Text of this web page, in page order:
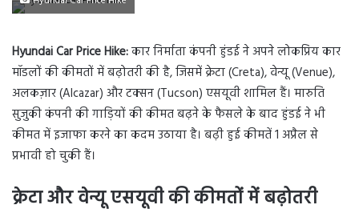
Hyundai Car Price Hike:कार निर्माता कंपनी हुंडई ने अपने लोकप्रिय कार
मॉडलों की कीमतों में बढ़ोतरी की है, जिसमें क्रेटा (Creta), वेन्यू (Venue),
अलकज़ार (Alcazar) और टक्सन (Tucson) एसयूवी शामिल हैं। मारुति
सुजुकी कंपनी की गाड़ियों की कीमत बढ़ने के फैसले के बाद हुंडई ने भी
कीमत में इजाफा करने का कदम उठाया है। बढ़ी हुई कीमतें 1 अप्रैल से
प्रभावी हो चुकी हैं।
क्रेटा और वेन्यू एसयूवी की कीमतों में बढ़ोतरी